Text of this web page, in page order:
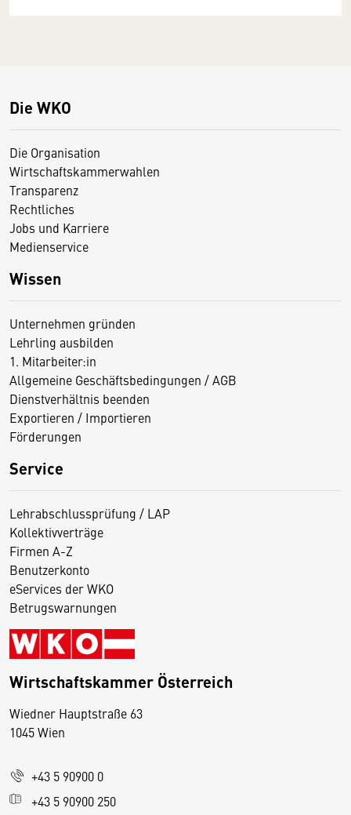
Die WKO
Die Organisation
Wirtschaftskammerwahlen
Transparenz
Rechtliches
Jobs und Karriere
Medienservice
Wissen
Unternehmen gründen
Lehrling ausbilden
1. Mitarbeiter:in
Allgemeine Geschäftsbedingungen / AGB
Dienstverhältnis beenden
Exportieren / Importieren
Förderungen
Service
Lehrabschlussprüfung / LAP
Kollektivverträge
Firmen A-Z
Benutzerkonto
eServices der WKO
Betrugswarnungen
Wirtschaftskammer Österreich
Wiedner Hauptstraße 63
1045 Wien
+43 5 90900 0
+43 5 90900 250
D
s
e